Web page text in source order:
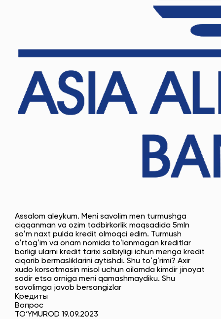
Assalom aleykum. Meni savolim men turmushga
ciqqanman va ozim tadbirkorlik maqsadida 5mln
soʻm naxt pulda kredit olmoqci edim. Turmush
oʻrtogʻim va onam nomida toʻlanmagan kreditlar
borligi ularni kredit tarixi salbiyligi ichun menga kredit
ciqarib bermasliklarini aytishdi. Shu toʻgʻrimi? Axir
xudo korsatmasin misol uchun oilamda kimdir jinoyat
sodir etsa orniga meni qamashmaydiku. Shu
savolimga javob bersangizlar
Кредиты
Вопрос
TO‘YMUROD 19.09.2023